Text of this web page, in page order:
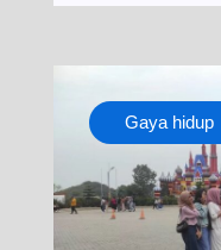
Gaya hidup